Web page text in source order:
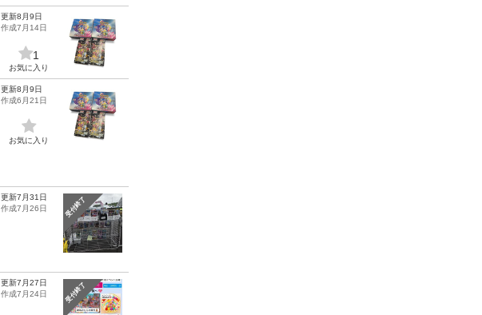
更新8月9日
作成7月14日
1
お気に入り
更新8月9日
作成6月21日
お気に入り
受付終了
更新7月31日
作成7月26日
受付終了
更新7月27日
作成7月24日